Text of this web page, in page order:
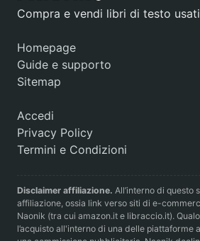
Compra e vendi libri di testo usati
Homepage
Guide e supporto
Sitemap
Accedi
Privacy Policy
Termini e Condizioni